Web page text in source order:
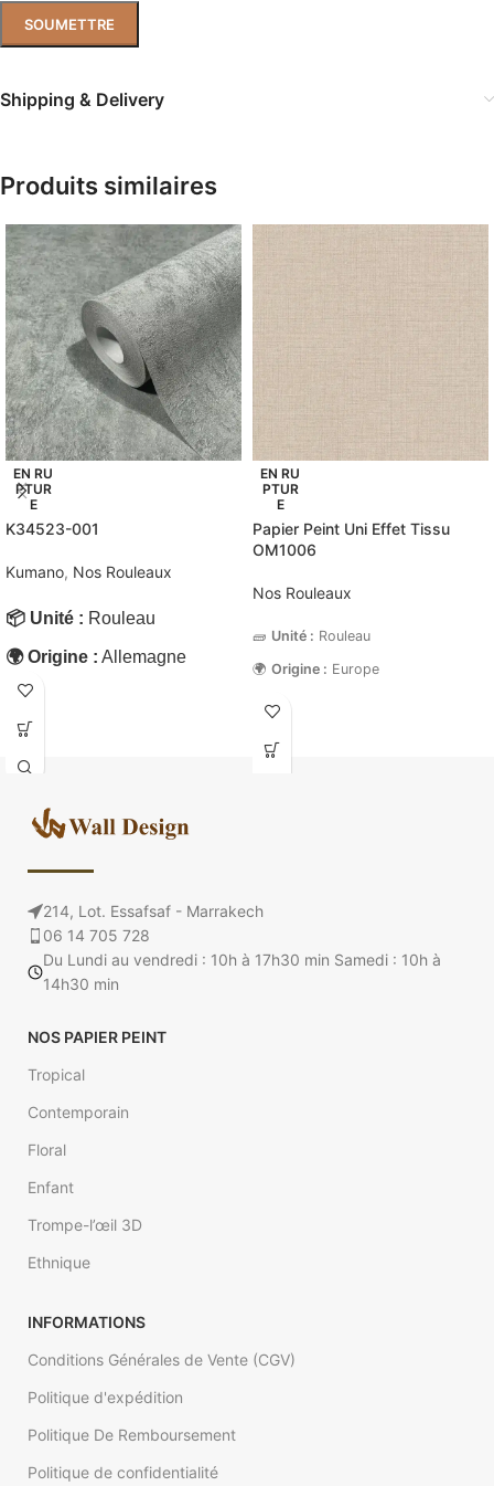
Shipping & Delivery
Produits similaires
EN RU
PTUR
E
K34523-001
Kumano, Nos Rouleaux
📦 Unité : Rouleau
🌍 Origine : Allemagne
💧 Lavable :
🧱 Support :
📏 Dimensions :
🧭 Style : Moderne
🏠 Espaces :
Chambre, Couloir, Cuisine,
Salle de bain, Salon
📐 Surface recouvrable :
EN RU
PTUR
E
Papier Peint Uni Effet Tissu
OM1006
Nos Rouleaux
🧱 Unité : Rouleau
🌍 Origine : Europe
💧Lavable :
🏠
214, Lot. Essafsaf - Marrakech
06 14 705 728
Du Lundi au vendredi : 10h à 17h30 min Samedi : 10h à
14h30 min
NOS PAPIER PEINT
Tropical
Contemporain
Floral
Enfant
Trompe-l’œil 3D
Ethnique
INFORMATIONS
Conditions Générales de Vente (CGV)
Politique d'expédition
Politique De Remboursement
Politique de confidentialité